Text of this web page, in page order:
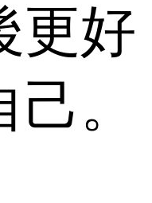
更好
。